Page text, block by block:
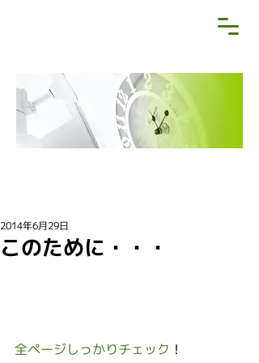
このために・・・
2014年6月29日
全ページしっかりチェック ！